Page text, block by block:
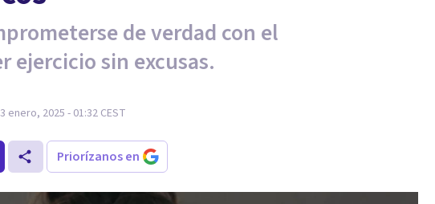
de verdad con el
ejercicio sin excusas.
3 enero, 2025 - 01:32 CEST
Priorízanos en